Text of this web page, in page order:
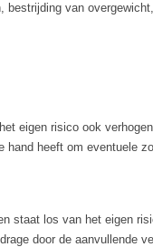
bestrijding van
eigen risico ook
heeft om eventuele
staat los van het eigen
door de aanvullende